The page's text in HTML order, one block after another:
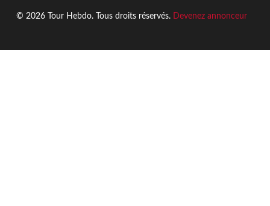
© 2026 Tour Hebdo. Tous droits réservés. Devenez annonceur